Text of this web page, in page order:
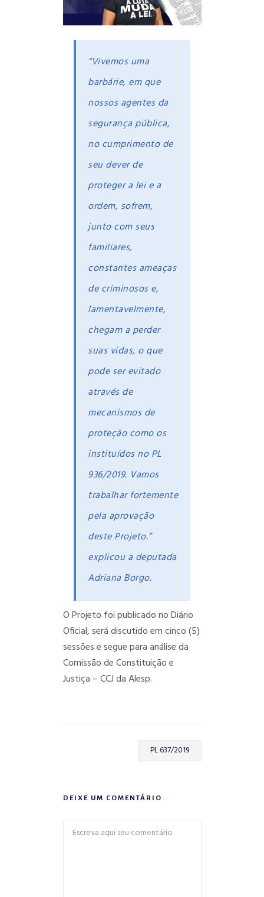
“Vivemos uma
barbárie, em que
nossos agentes da
segurança pública,
no cumprimento de
seu dever de
proteger a lei e a
ordem, sofrem,
junto com seus
familiares,
constantes ameaças
de criminosos e,
lamentavelmente,
chegam a perder
suas vidas, o que
pode ser evitado
através de
mecanismos de
proteção como os
instituídos no PL
936/2019. Vamos
trabalhar fortemente
pela aprovação
deste Projeto.”
explicou a deputada
Adriana Borgo.
O Projeto foi publicado no Diário
Oficial, será discutido em cinco (5)
sessões e segue para análise da
Comissão de Constituição e
Justiça – CCJ da Alesp.
PL 637/2019
DEIXE UM COMENTÁRIO